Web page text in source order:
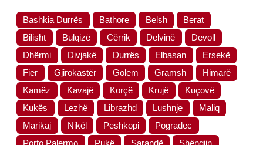
Bashkia Durrës Bathore Belsh
Berat
Bilisht
Bulqizë Cërrik Delvinë
Devoll
Dhërmi
Divjakë Durrës Elbasan
Ersekë
Fier
Gjirokastër Golem Gramsh
Himarë
Kamëz
Kavajë Korçë Krujë
Kuçovë
Kukës
Lezhë Librazhd Lushnje
Maliq
Marikaj
Nikël Peshkopi
Pogradec